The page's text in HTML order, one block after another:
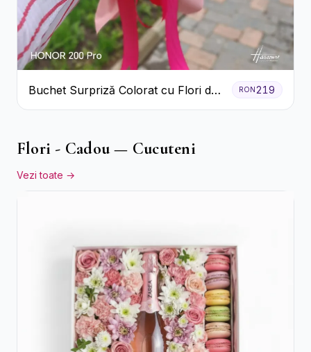
Buchet Surpriză Colorat cu Flori de
Sezon
RON219
Flori - Cadou — Cucuteni
Vezi toate →